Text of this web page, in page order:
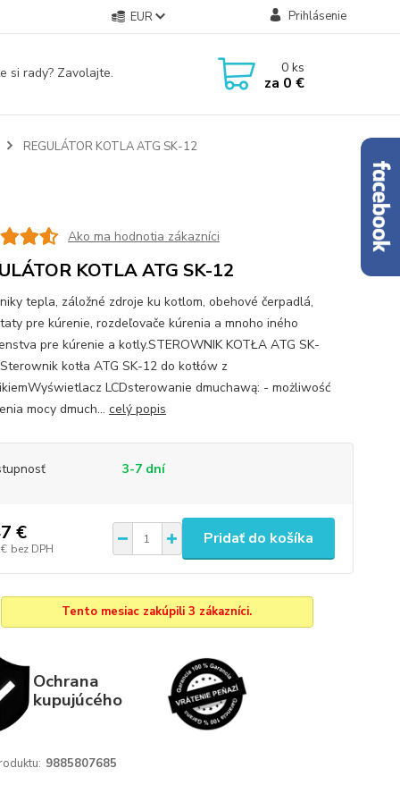
EUR Prihlásenie
si rady? Zavolajte. 0ks
za 0 €
REGULÁTOR KOTLA ATG SK-12
Ako ma hodnotia zákazníci
KOTLA ATG SK-12
tepla, záložné zdroje ku kotlom, obehové čerpadlá,
pre kúrenie, rozdeľovače kúrenia a mnoho iného
pre kúrenie a kotly.STEROWNIK KOTŁA ATG SK-
kotła ATG SK-12 do kotłów z
LCDsterowanie dmuchawą: - możliwość
mocy dmuch... celý popis
3-7 dní
€
bez DPH
Pridať do košíka
Tento mesiac zakúpili 3 zákazníci.
Ochrana
kupujúcého
9885807685